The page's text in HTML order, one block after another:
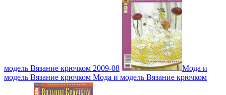
модель Вязание крючком 2009-08
Мода и
модель Вязание крючком Мода и модель Вязание крючком